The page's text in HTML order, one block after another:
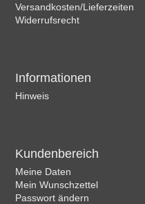
Versandkosten/Lieferzeiten
Widerrufsrecht
Informationen
Hinweis
Kundenbereich
Meine Daten
Mein Wunschzettel
Passwort ändern